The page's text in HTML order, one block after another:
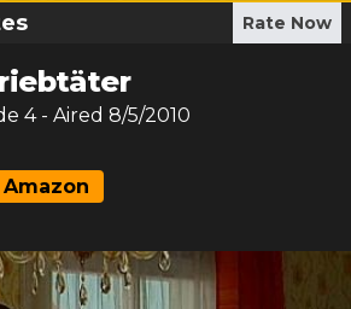
Rate Now
4- Aired 8/5/2010
Amazon